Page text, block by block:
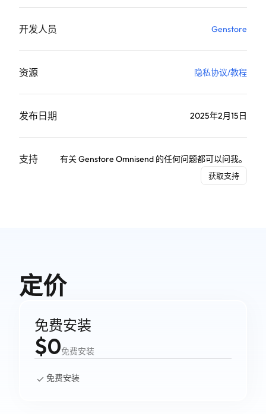
开发人员 Genstore
资源 隐私协议/教程
发布日期 2025年2月15日
支持 有关 Genstore Omnisend 的任何问题都可以问我。
获取支持
定价
免费安装
$0免费安装
免费安装